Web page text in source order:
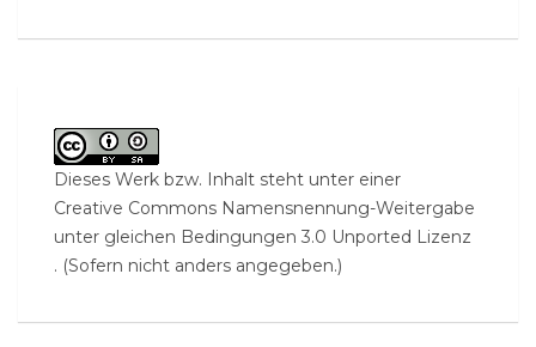
Dieses Werk bzw. Inhalt steht unter einer
Creative Commons Namensnennung-Weitergabe
unter gleichen Bedingungen 3.0 Unported Lizenz
. (Sofern nicht anders angegeben.)